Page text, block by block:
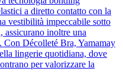
a diretto contatto con la
vestibilità impeccabile sotto
assicurano inoltre una
Con Décolleté Bra, Yamamay
lingerie quotidiana, dove
per valorizzare la